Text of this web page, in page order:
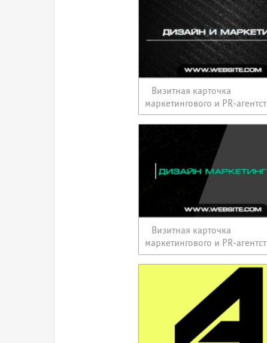
Визитная карточка
маркетингового и PR-
Визитная карточка
маркетингового и PR-